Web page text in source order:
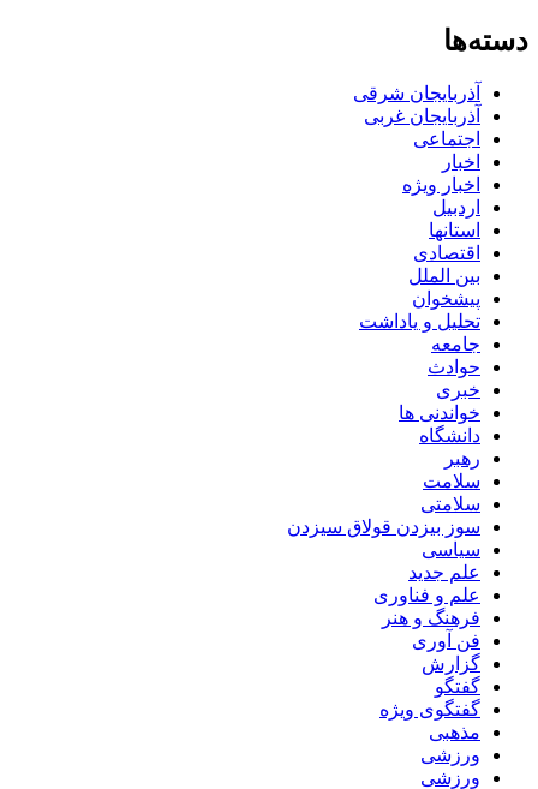
دسته‌ها
آذربایجان شرقی
آذربایجان غربی
اجتماعی
اخبار
اخبار ویژه
اردبیل
استانها
اقتصادی
بین الملل
پیشخوان
تحلیل و یاداشت
جامعه
حوادث
خبری
خواندنی ها
دانشگاه
رهبر
سلامت
سلامتی
سوز بیزدن قولاق سیزدن
سیاسی
علم جدید
علم و فناوری
فرهنگ و هنر
فن آوری
گزارش
گفتگو
گفتگوی ویژه
مذهبی
ورزشی
ورزشی